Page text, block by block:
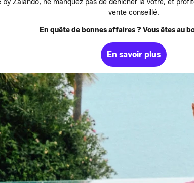
Zalando, ne manquez pas de dénicher la vôtre, et
vente conseillé.
En quête de bonnes affaires ? Vous êtes au
En savoir plus